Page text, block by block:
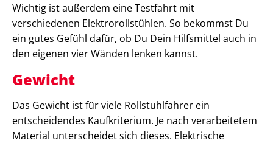
Wichtig ist außerdem eine Testfahrt mit
verschiedenen Elektrorollstühlen. So bekommst Du
ein gutes Gefühl dafür, ob Du Dein Hilfsmittel auch in
den eigenen vier Wänden lenken kannst.
Gewicht
Das Gewicht ist für viele Rollstuhlfahrer ein
entscheidendes Kaufkriterium. Je nach verarbeitetem
Material unterscheidet sich dieses. Elektrische